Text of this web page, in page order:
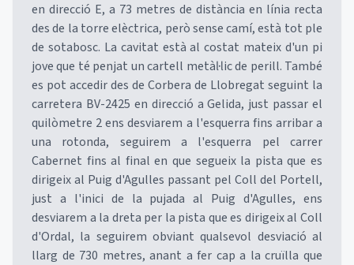
en direcció E, a 73 metres de distància en línia recta
des de la torre elèctrica, però sense camí, està tot ple
de sotabosc. La cavitat està al costat mateix d'un pi
jove que té penjat un cartell metàl·lic de perill. També
es pot accedir des de Corbera de Llobregat seguint la
carretera BV-2425 en direcció a Gelida, just passar el
quilòmetre 2 ens desviarem a l'esquerra fins arribar a
una rotonda, seguirem a l'esquerra pel carrer
Cabernet fins al final en que segueix la pista que es
dirigeix al Puig d'Agulles passant pel Coll del Portell,
just a l'inici de la pujada al Puig d'Agulles, ens
desviarem a la dreta per la pista que es dirigeix al Coll
d'Ordal, la seguirem obviant qualsevol desviació al
llarg de 730 metres, anant a fer cap a la cruïlla que